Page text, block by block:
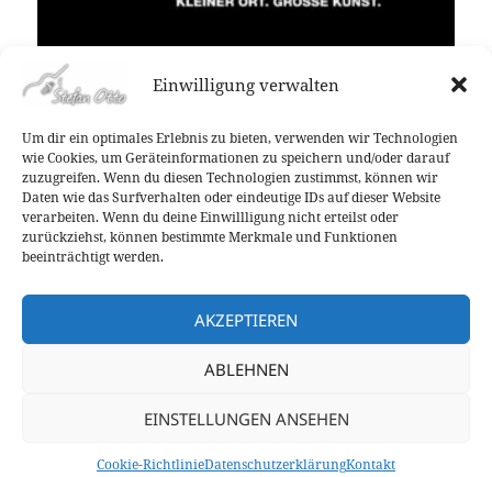
Einwilligung verwalten
Um dir ein optimales Erlebnis zu bieten, verwenden wir Technologien
wie Cookies, um Geräteinformationen zu speichern und/oder darauf
zuzugreifen. Wenn du diesen Technologien zustimmst, können wir
Daten wie das Surfverhalten oder eindeutige IDs auf dieser Website
verarbeiten. Wenn du deine Einwillligung nicht erteilst oder
zurückziehst, können bestimmte Merkmale und Funktionen
beeinträchtigt werden.
AKZEPTIEREN
ABLEHNEN
EINSTELLUNGEN ANSEHEN
Cookie-RichtlinieDatenschutzerklärungKontakt
Veröffentlicht
am
26. August 2021 Autor
Stefan Otto Kategorien
Allgemein
Beitragsnavigation
ZURÜCK
Vorheriger
Beitrag:
Sommergarten 2021!
WEITER
Beitrag:
BARMISSIMO – Straßenmusik in
Wuppertal!